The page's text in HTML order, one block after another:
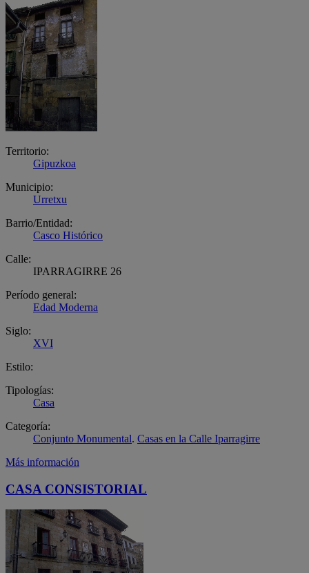
Territorio:
Gipuzkoa
Municipio:
Urretxu
Barrio/Entidad:
Casco Histórico
Calle:
IPARRAGIRRE 26
Período general:
Edad Moderna
Siglo:
XVI
Estilo:
Tipologías:
Casa
Categoría:
Conjunto Monumental. Casas en la Calle Iparragirre
Más información
CASA CONSISTORIAL